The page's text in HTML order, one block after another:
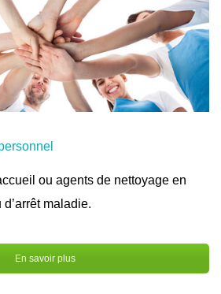
ou agents de nettoyage en
maladie.
En savoir plus